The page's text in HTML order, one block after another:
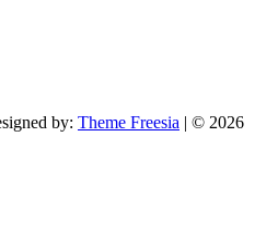
by: Theme Freesia | © 2026